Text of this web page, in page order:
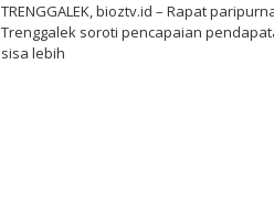
TRENGGALEK, bioztv.id – Rapat
Trenggalek soroti pencapaian
sisa lebih